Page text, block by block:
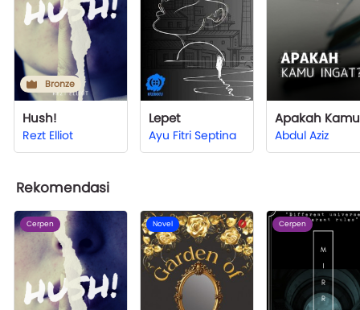
Bronze
Hush!
Rezt Elliot
Lepet
Ayu Fitri Septina Abdul Aziz
Rekomendasi
Cerpen Novel Cerpen